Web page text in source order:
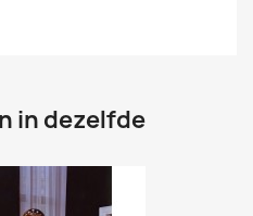
in dezelfde